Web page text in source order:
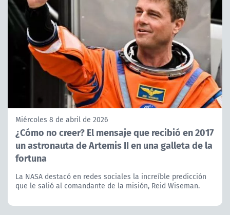
Miércoles 8 de abril de 2026
¿Cómo no creer? El mensaje que recibió en 2017
un astronauta de Artemis II en una galleta de la
fortuna
La NASA destacó en redes sociales la increíble predicción
que le salió al comandante de la misión, Reid Wiseman.